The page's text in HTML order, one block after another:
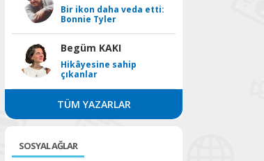
Bir ikon daha veda etti:
Bonnie Tyler
Begüm KAKI
Hikâyesine sahip
çıkanlar
TÜM YAZARLAR
SOSYAL AĞLAR